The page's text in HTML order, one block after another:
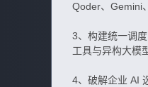
Qoder、Gemini
3、构建统一调
工具与异构大模
4、破解企业 AI